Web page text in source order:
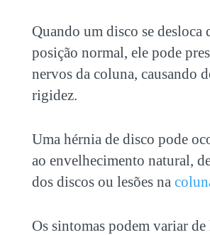
Quando um disco se desloca
posição normal, ele pode
nervos da coluna, causando
rigidez.
Uma hérnia de disco pode
ao envelhecimento natural,
dos discos ou lesões na
Os sintomas podem variar de